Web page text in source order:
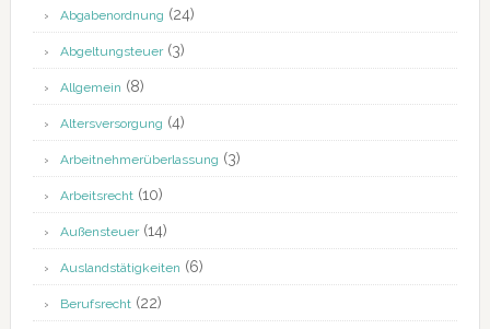
Abgabenordnung (24)
Abgeltungsteuer(3)
Allgemein (8)
Altersversorgung (4)
Arbeitnehmerüberlassung (3)
Arbeitsrecht(10)
Außensteuer(14)
Auslandstätigkeiten (6)
Berufsrecht(22)